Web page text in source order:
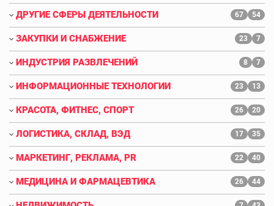
ДРУГИЕ СФЕРЫ ДЕЯТЕЛЬНОСТИ 54
67
ЗАКУПКИ И СНАБЖЕНИЕ 7
23
ИНДУСТРИЯ РАЗВЛЕЧЕНИЙ 7
8
ИНФОРМАЦИОННЫЕ ТЕХНОЛОГИИ 13
23
КРАСОТА, ФИТНЕС, СПОРТ 20
26
ЛОГИСТИКА, СКЛАД, ВЭД 35
17
МАРКЕТИНГ, РЕКЛАМА, PR 40
22
МЕДИЦИНА И ФАРМАЦЕВТИКА 44
26